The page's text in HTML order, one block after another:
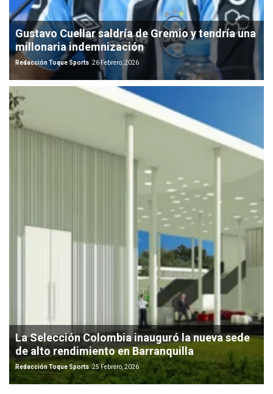
Gustavo Cuellar saldría de Gremio y tendría una
millonaria indemnización
Redacción Toque Sports 26 Febrero, 2026
La Selección Colombia inauguró la nueva sede
de alto rendimiento en Barranquilla
Redacción Toque Sports 25 Febrero, 2026